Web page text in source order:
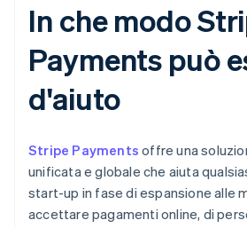
In che modo
Payments può
d'aiuto
Stripe Payments offre una
unificata e globale che aiuta
start-up in fase di espansione alle
accettare pagamenti online, di